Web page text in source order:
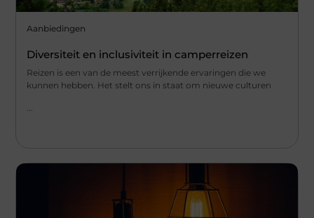
Aanbiedingen
Diversiteit en inclusiviteit in camperreizen
Reizen is een van de meest verrijkende ervaringen die we
kunnen hebben. Het stelt ons in staat om nieuwe culturen
...